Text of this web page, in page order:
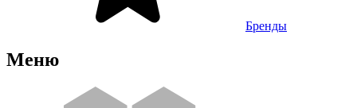
Бренды
Меню